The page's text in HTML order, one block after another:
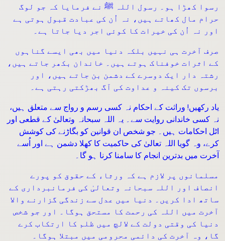
رسوا کھڑا ہو۔ رسول اللہ ﷺ نے فرمایا کہ جو لوگ
حرام مال کھاتے ہیں، نہ اُن کی عبادت قبول ہوتی ہے
اور نہ اُن کی خیرات کا کوئی اجر دیا جاتا ہے۔
صرف آخرت ہی نہیں بلکہ دنیا میں بھی ایسے گناہوں
کے اثرات خوفناک ہوتے ہیں۔ خاندان بکھر جاتے ہیں،
رشتہ دار ایک دوسرے کے دشمن بن جاتے ہیں، اور
برسوں تک کینہ و عداوت کی آگ بھڑکتی رہتی ہے۔
یاد رکھیں! وراثت کے احکام نہ کسی رسم و رواج سے متعلق ہیں،
نہ کسی خاندانی روایت سے۔ یہ اللہ سبحانہ وتعالیٰ کے قطعی اور
اٹل احکامات ہیں۔ جو شخص ان قوانین کو بگاڑنے کی کوشش
کرے، وہ گویا اللہ تعالیٰ کی حاکمیت کا کھلا دشمن ہے اور اُسے
آخرت میں بدترین انجام کا سامنا کرنا ہو گا۔
مسلمانوں پر لازم ہے کہ ورثاء کے حقوق کو پورے
انصاف اور اللہ سبحانہ وتعالیٰ کی فرمانبرداری کے
ساتھ ادا کریں۔ دنیا میں عدل سے زندگی گزارنے والا
آخرت میں اللہ کی رحمت کا مستحق ہوگا۔ اور جو شخص
دنیا کی وقتی دولت کے لالچ میں ظلم کا ارتکاب کرے
گا، وہ آخرت کی دائمی محرومی میں مبتلا ہوگا۔